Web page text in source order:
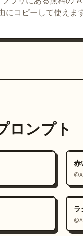
コピーして使えます
ロンプト
ラ